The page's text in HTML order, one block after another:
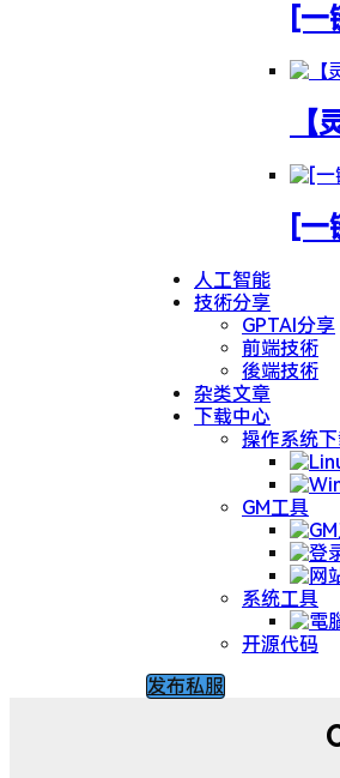
[一
[一
人工智能
技術分享
GPTAI分享
前端技術
後端技術
杂类文章
下载中心
操作系统
GM工具
系统工具
开源代码
发布私服